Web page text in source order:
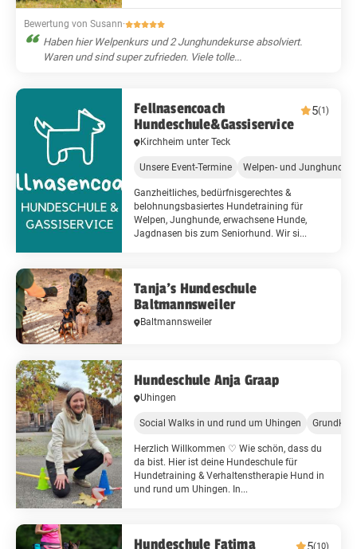
Bewertung von Susann·
Haben hier Welpenkurs und 2 Junghundekurse absolviert.
Waren und sind super zufrieden. Viele tolle...
Fellnasencoach
Hundeschule&Gassiservice
5(1)
Kirchheim unter Teck
Unsere Event-Termine Welpen- und
Ganzheitliches, bedürfnisgerechtes &
belohnungsbasiertes Hundetraining für
Welpen, Junghunde, erwachsene Hunde,
Jagdnasen bis zum Seniorhund. Wir si...
Tanja's Hundeschule
Baltmannsweiler
Baltmannsweiler
Hundeschule Anja Graap
Uhingen
Social Walks in und rund um Uhingen
Herzlich Willkommen ♡ Wie schön, dass du
da bist. Hier ist deine Hundeschule für
Hundetraining & Verhaltenstherapie Hund in
und rund um Uhingen. In...
Hundeschule Fatima (10)